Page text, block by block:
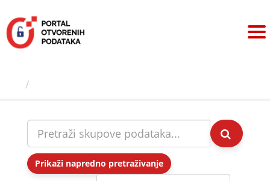
sadržaj
Prikaži napredno pretraživanje